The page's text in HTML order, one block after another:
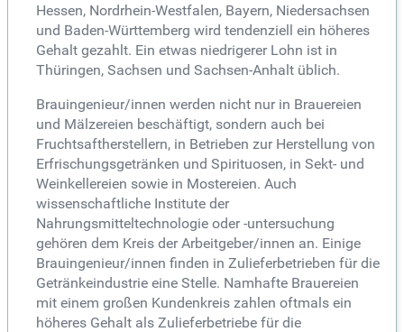
Hessen, Nordrhein-Westfalen, Bayern, Niedersachsen
und Baden-Württemberg wird tendenziell ein höheres
Gehalt gezahlt. Ein etwas niedrigerer Lohn ist in
Thüringen, Sachsen und Sachsen-Anhalt üblich.
Brauingenieur/innen werden nicht nur in Brauereien
und Mälzereien beschäftigt, sondern auch bei
Fruchtsaftherstellern, in Betrieben zur Herstellung von
Erfrischungsgetränken und Spirituosen, in Sekt- und
Weinkellereien sowie in Mostereien. Auch
wissenschaftliche Institute der
Nahrungsmitteltechnologie oder -untersuchung
gehören dem Kreis der Arbeitgeber/innen an. Einige
Brauingenieur/innen finden in Zulieferbetrieben für die
Getränkeindustrie eine Stelle. Namhafte Brauereien
mit einem großen Kundenkreis zahlen oftmals ein
höheres Gehalt als Zulieferbetriebe für die